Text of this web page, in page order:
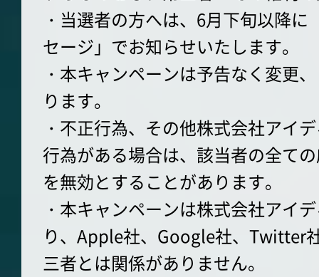
・当選者の方へは、6月下旬以降
セージ」でお知らせいたします。
・本キャンペーンは予告なく変更
ります。
・不正行為、その他株式会社アイ
行為がある場合は、該当者の全て
を無効とすることがあります。
・本キャンペーンは株式会社アイ
り、Apple社、Google社、Twitter
三者とは関係がありません。